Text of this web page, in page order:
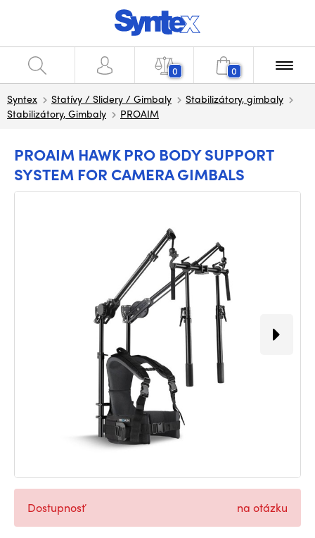
0 0
Syntex Statívy / Slidery / Gimbaly
Stabilizátory, gimbaly
Stabilizátory, Gimbaly
PROAIM
PROAIM HAWK PRO BODY SUPPORT
SYSTEM FOR CAMERA GIMBALS
Dostupnosť na otázku